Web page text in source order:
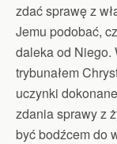
zdać sprawę z
Jemu podobać,
daleka od Niego.
trybunałem
uczynki
zdania sprawy z
być bodźcem do